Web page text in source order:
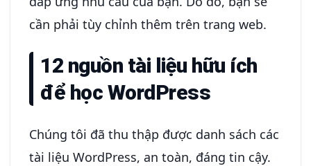
cần phải tùy chỉnh thêm trên trang web.
12 nguồn tài liệu hữu ích
để học WordPress
Chúng tôi đã thu thập được danh sách các
tài liệu WordPress, an toàn, đáng tin cậy.